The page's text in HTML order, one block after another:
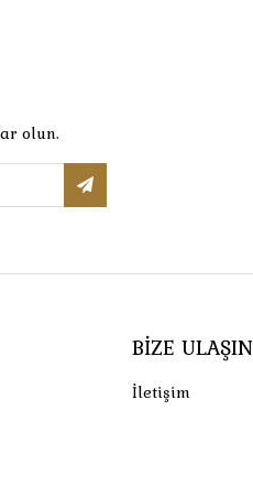
olun.
BIZE ULAŞIN
İletişim